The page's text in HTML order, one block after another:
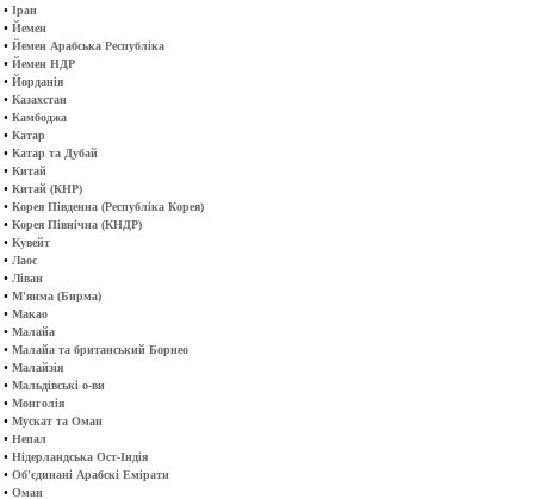
• Іран
• Йемен
• Йемен Арабська Республіка
• Йемен НДР
• Йорданія
• Казахстан
• Камбоджа
• Катар
• Катар та Дубай
• Китай
• Китай (КНР)
• Корея Південна (Республіка Корея)
• Корея Північна (КНДР)
• Кувейт
• Лаос
• Ліван
• М'янма (Бирма)
• Макао
• Малайа
• Малайа та британський Борнео
• Малайзія
• Мальдівські о-ви
• Монголія
• Мускат та Оман
• Непал
• Нідерландська Ост-Індія
• Об'єдинані Арабскі Емірати
• Оман